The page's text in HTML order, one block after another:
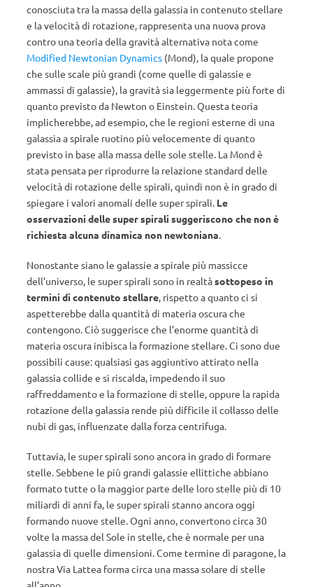
conosciuta tra la massa della galassia in contenuto stellare
e la velocità di rotazione, rappresenta una nuova prova
contro una teoria della gravità alternativa nota come
Modified Newtonian Dynamics (Mond), la quale propone
che sulle scale più grandi (come quelle di galassie e
ammassi di galassie), la gravità sia leggermente più forte di
quanto previsto da Newton o Einstein. Questa teoria
implicherebbe, ad esempio, che le regioni esterne di una
galassia a spirale ruotino più velocemente di quanto
previsto in base alla massa delle sole stelle. La Mond è
stata pensata per riprodurre la relazione standard delle
velocità di rotazione delle spirali, quindi non è in grado di
spiegare i valori anomali delle super spirali. Le
osservazioni delle super spirali suggeriscono che non è
richiesta alcuna dinamica non newtoniana.
Nonostante siano le galassie a spirale più massicce
dell’universo, le super spirali sono in realtàsottopeso in
termini di contenuto stellare, rispetto a quanto ci si
aspetterebbe dalla quantità di materia oscura che
contengono. Ciò suggerisce che l’enorme quantità di
materia oscura inibisca la formazione stellare. Ci sono due
possibili cause: qualsiasi gas aggiuntivo attirato nella
galassia collide e si riscalda, impedendo il suo
raffreddamento e la formazione di stelle, oppure la rapida
rotazione della galassia rende più difficile il collasso delle
nubi di gas, influenzate dalla forza centrifuga.
Tuttavia, le super spirali sono ancora in grado di formare
stelle. Sebbene le più grandi galassie ellittiche abbiano
formato tutte o la maggior parte delle loro stelle più di 10
miliardi di anni fa, le super spirali stanno ancora oggi
formando nuove stelle. Ogni anno, convertono circa 30
volte la massa del Sole in stelle, che è normale per una
galassia di quelle dimensioni. Come termine di paragone, la
nostra Via Lattea forma circa una massa solare di stelle